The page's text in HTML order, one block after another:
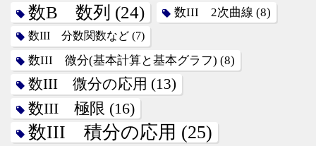
数B 数列 (24) 数III 2次曲線 (8)
数III 分数関数など (7)
数III 微分(基本計算と基本グラフ) (8)
数III 微分の応用 (13)
数III 極限 (16)
数III 積分の応用 (25)